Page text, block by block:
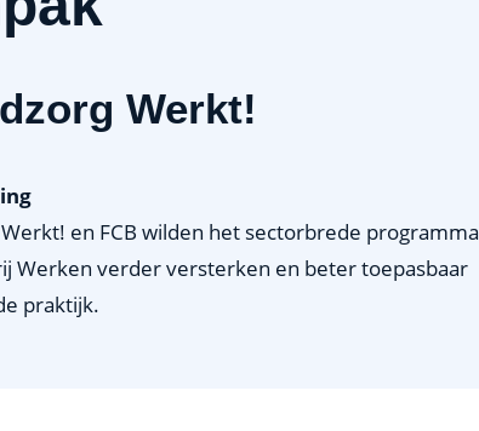
Werkt!
Werkt! en FCB wilden het sectorbrede programma
Werken verder versterken en beter toepasbaar
praktijk.